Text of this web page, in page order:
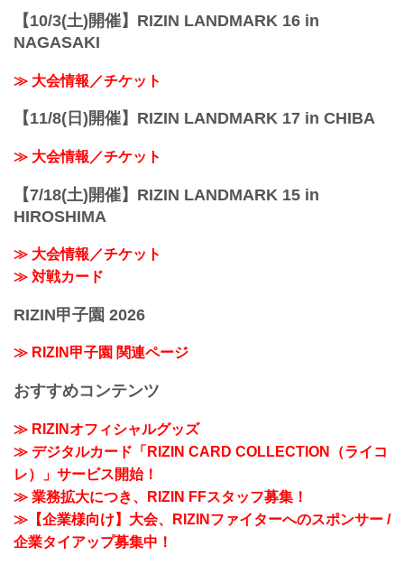
【10/3(土)開催】RIZIN LANDMARK 16 in
NAGASAKI
≫ 大会情報／チケット
【11/8(日)開催】RIZIN LANDMARK 17 in CHIBA
≫ 大会情報／チケット
【7/18(土)開催】RIZIN LANDMARK 15 in
HIROSHIMA
≫ 大会情報／チケット
≫ 対戦カード
RIZIN甲子園 2026
≫ RIZIN甲子園 関連ページ
おすすめコンテンツ
≫ RIZINオフィシャルグッズ
≫ デジタルカード「RIZIN CARD COLLECTION（ライコ
レ）」サービス開始！
≫ 業務拡大につき、RIZIN FFスタッフ募集！
≫【企業様向け】大会、RIZINファイターへのスポンサー /
企業タイアップ募集中！